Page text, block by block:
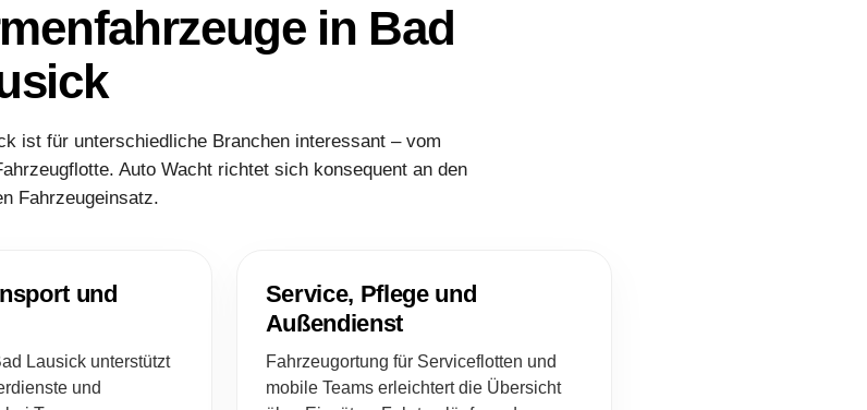
in Bad
ist für unterschiedliche Branchen interessant – vom
Auto Wacht richtet sich konsequent an den
Fahrzeugeinsatz.
und
Lausick unterstützt
und
Service, Pflege und
Außendienst
Fahrzeugortung für Serviceflotten und
mobile Teams erleichtert die Übersicht